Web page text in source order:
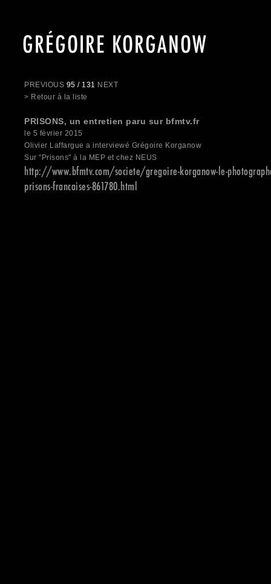
GRÉGOIRE KORGANOW
PREVIOUS 95 / 131 NEXT
> Retour à la liste
PRISONS, un entretien paru sur bfmtv.fr
le 5 février 2015
Olivier Laffargue a interviewé Grégoire Korganow
Sur "Prisons" à la MEP et chez NEUS
http://www.bfmtv.com/societe/gregoire-korganow-le-
prisons-francaises-861780.html